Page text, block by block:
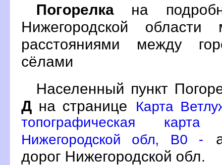
Погорелка на
Нижегородской
расстояниями между
сёлами
Населенный пункт
Д на странице
Карта
топографическая карта
Нижегородской обл, B0 -
дорог Нижегородской обл.